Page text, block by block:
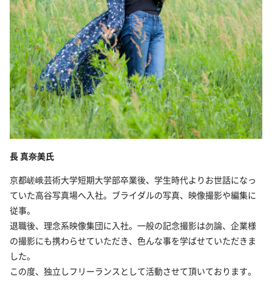
長 真奈美氏
京都嵯峨芸術大学短期大学部卒業後、学生時代よりお世話になっ
ていた高谷写真場へ入社。ブライダルの写真、映像撮影や編集に
従事。
退職後、理念系映像集団に入社。一般の記念撮影は勿論、企業様
の撮影にも携わらせていただき、色んな事を学ばせていただきま
した。
この度、独立しフリーランスとして活動させて頂いております。